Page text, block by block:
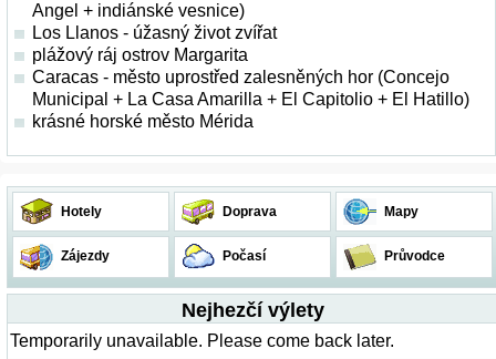
Angel + indiánské vesnice)
Los Llanos - úžasný život zvířat
plážový ráj ostrov Margarita
Caracas - město uprostřed zalesněných hor (Concejo
Municipal + La Casa Amarilla + El Capitolio + El Hatillo)
krásné horské město Mérida
Hotely Doprava Mapy
Zájezdy Počasí Průvodce
Nejhezčí výlety
Temporarily unavailable. Please come back later.